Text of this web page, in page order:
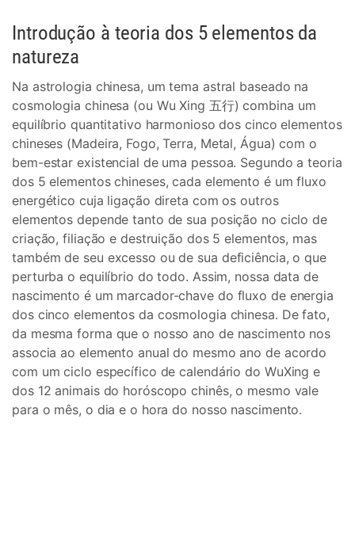
Introdução à teoria dos 5 elementos da
natureza
Na astrologia chinesa, um tema astral baseado na
cosmologia chinesa (ou Wu Xing 五行) combina um
equilíbrio quantitativo harmonioso dos cinco elementos
chineses (Madeira, Fogo, Terra, Metal, Água) com o
bem-estar existencial de uma pessoa. Segundo a teoria
dos 5 elementos chineses, cada elemento é um fluxo
energético cuja ligação direta com os outros
elementos depende tanto de sua posição no ciclo de
criação, filiação e destruição dos 5 elementos, mas
também de seu excesso ou de sua deficiência, o que
perturba o equilíbrio do todo. Assim, nossa data de
nascimento é um marcador-chave do fluxo de energia
dos cinco elementos da cosmologia chinesa. De fato,
da mesma forma que o nosso ano de nascimento nos
associa ao elemento anual do mesmo ano de acordo
com um ciclo específico de calendário do WuXing e
dos 12 animais do horóscopo chinês, o mesmo vale
para o mês, o dia e o hora do nosso nascimento.